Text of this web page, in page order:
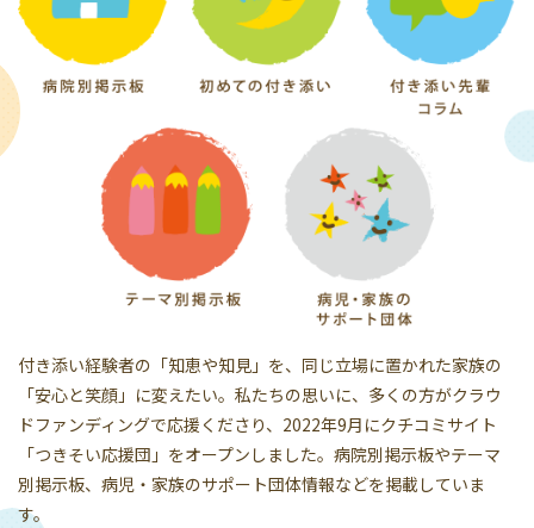
付き添い経験者の「知恵や知見」を、同じ立場に置かれた家族の
「安心と笑顔」に変えたい。私たちの思いに、多くの方がクラウ
ドファンディングで応援くださり、2022年9月にクチコミサイト
「つきそい応援団」をオープンしました。病院別掲示板やテーマ
別掲示板、病児・家族のサポート団体情報などを掲載していま
す。